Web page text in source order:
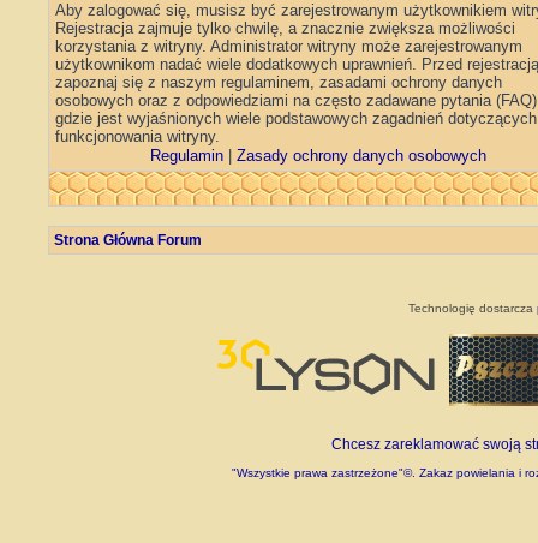
Aby zalogować się, musisz być zarejestrowanym użytkownikiem
Rejestracja zajmuje tylko chwilę, a znacznie zwiększa możliwości
korzystania z witryny. Administrator witryny może zarejestrowanym
użytkownikom nadać wiele dodatkowych uprawnień. Przed rejestracją
zapoznaj się z naszym regulaminem, zasadami ochrony danych
osobowych oraz z odpowiedziami na często zadawane pytania
gdzie jest wyjaśnionych wiele podstawowych zagadnień dotyczących
funkcjonowania witryny.
Regulamin
Zasady ochrony danych osobowych
Strona Główna Forum
Technologię dostarcza
Chcesz zareklamować swoją
"Wszystkie prawa zastrzeżone"©. Zakaz powielania i